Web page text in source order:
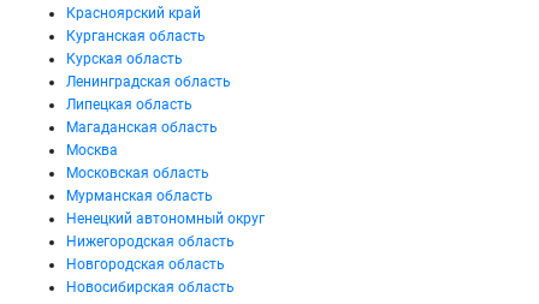
Красноярский край
Курганская область
Курская область
Ленинградская область
Липецкая область
Магаданская область
Москва
Московская область
Мурманская область
Ненецкий автономный округ
Нижегородская область
Новгородская область
Новосибирская область